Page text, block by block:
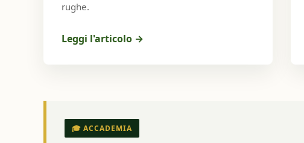
rughe.
Leggi l'articolo →
🎓 ACCADEMIA